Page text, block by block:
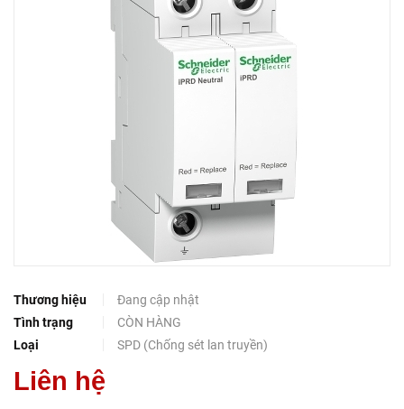
Thương hiệu
Đang cập nhật
Tình trạng
CÒN HÀNG
Loại
SPD (Chống sét lan truyền)
Liên hệ